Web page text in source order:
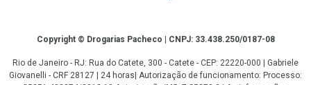
CopyrightCopyright © Drogarias Pacheco | CNPJ: 33.438.250/0187-08
Rio de Janeiro - RJ: Rua do Catete, 300 - Catete - CEP: 22220-000 | Gabriele
Giovanelli - CRF 28127 | 24 horas| Autorização de funcionamento: Processo: